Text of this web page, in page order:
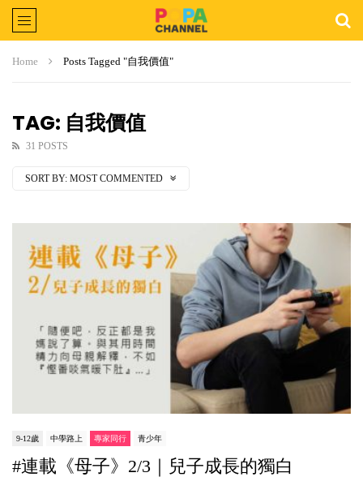
Home Posts Tagged "自我價值"
TAG: 自我價值
31 POSTS
SORT BY: MOST COMMENTED
9-12歲 中學路上 專家同行 青少年
#連載《母子》2/3｜兒子成長的獨白